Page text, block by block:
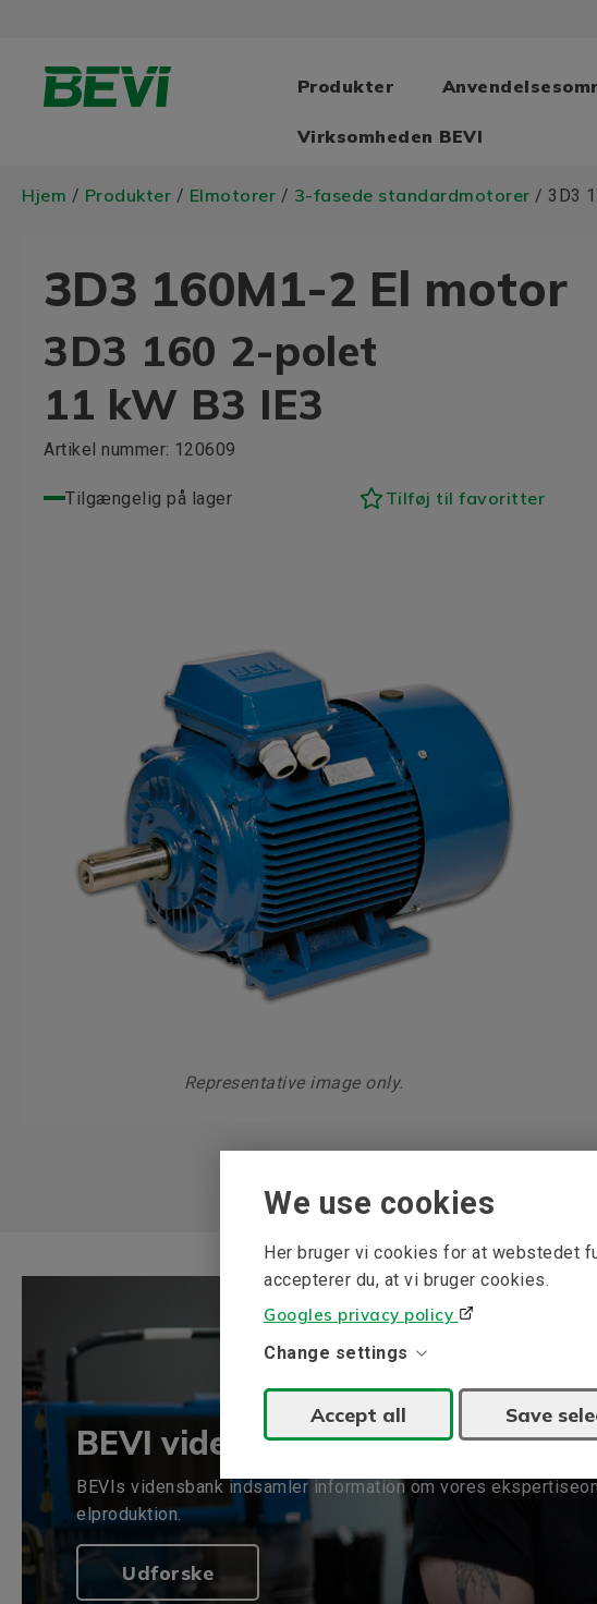
We use cookies
Her bruger vi cookies for at webstedet
accepterer du, at vi bruger cookies.
Googles privacy policy
Change settings
Accept all Save
Produkter
Virksomheden BEVI
Hjem / Produkter / Elmotorer / 3-fasede standardmotorer / 3D3
3D3 160M1-2 El motor
3D3 160 2-polet
11 kW B3 IE3
Artikel nummer: 120609
Tilgængelig på lager Tilføj til favoritter
Representative image only.
BEVI vidensbank
BEVIs vidensbank indsamler information om vores
elproduktion.
Udforske